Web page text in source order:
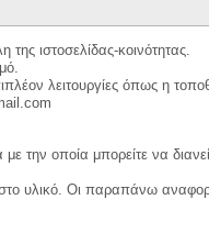
ιστοσελίδας-κοινότητας.
λειτουργίες όπως η
οποία μπορείτε να
υλικό. Οι παραπάνω